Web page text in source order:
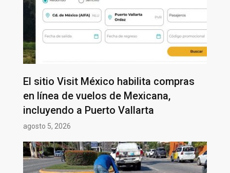
El sitio Visit México habilita compras
en línea de vuelos de Mexicana,
incluyendo a Puerto Vallarta
agosto 5, 2026